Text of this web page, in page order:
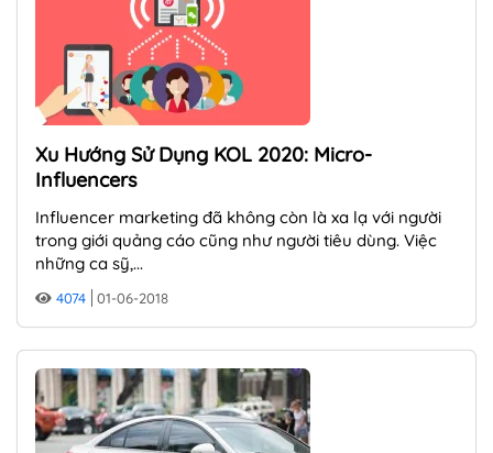
Xu Hướng Sử Dụng KOL 2020: Micro-
Influencers
Influencer marketing đã không còn là xa lạ với người
trong giới quảng cáo cũng như người tiêu dùng. Việc
những ca sỹ,...
4074 01-06-2018